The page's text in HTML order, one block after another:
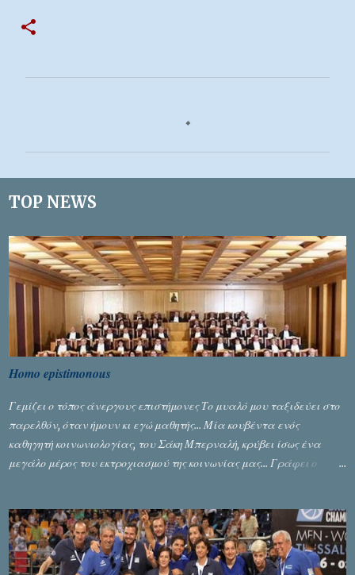
ι
TOP NEWS
Homo epistimonous
Γεμίζει ο τόπος άνεργους επιστήμονες Το μυαλό μου ταξιδεύει στο
παρελθόν, όταν ήμουν κι εγώ μαθητής... Μία κουβέντα ενός
καθηγητή κοινωνιολογίας, του Σάκη Μπερναλή, κρύβει ίσως ένα
μεγάλο μέρος του εκτροχιασμού της κοινωνίας μας... Γράφει ο